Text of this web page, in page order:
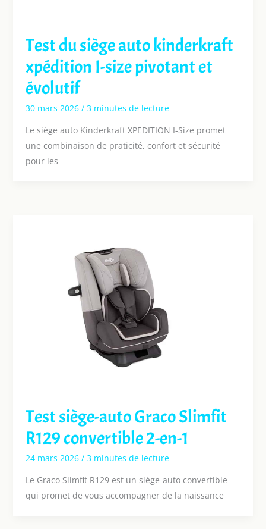
Test du siège auto kinderkraft
xpédition I-size pivotant et
évolutif
30 mars 2026 / 3 minutes de lecture
Le siège auto Kinderkraft XPEDITION I-Size promet
une combinaison de praticité, confort et sécurité
pour les
Test siège-auto Graco Slimfit
R129 convertible 2-en-1
24 mars 2026 / 3 minutes de lecture
Le Graco Slimfit R129 est un siège-auto convertible
qui promet de vous accompagner de la naissance